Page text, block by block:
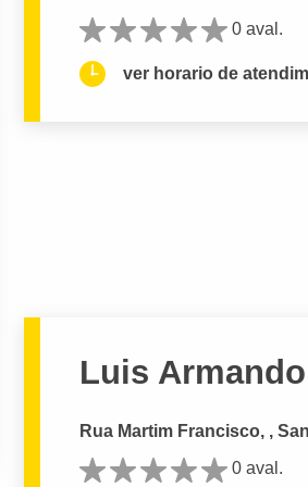
0 aval.
ver horario de
Luis
Rua Martim Francisco, ,
0 aval.